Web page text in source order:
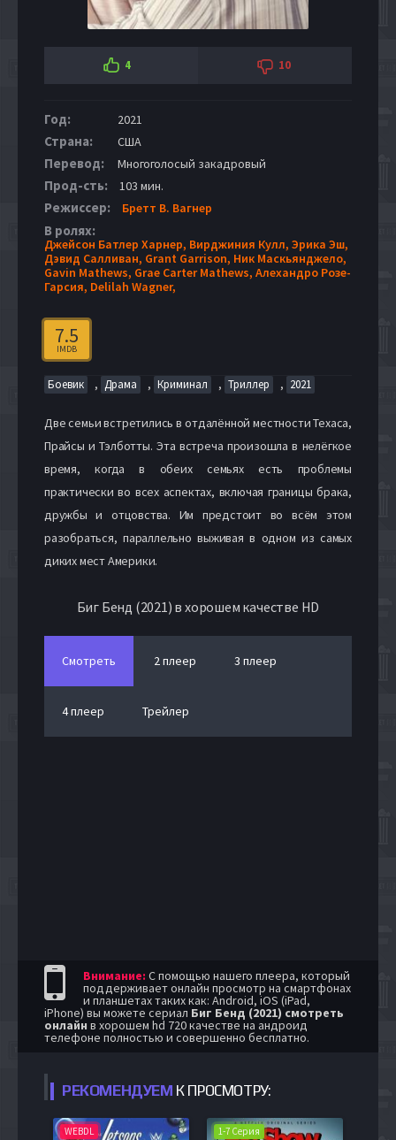
4 10
Год: 2021
Страна: США
Перевод: Многоголосый закадровый
Прод-сть: 103 мин.
Режиссер: Бретт В. Вагнер
В ролях:
Джейсон Батлер Харнер, Вирджиния Кулл, Эрика Эш,
Дэвид Салливан, Grant Garrison, Ник Маскьянджело,
Gavin Mathews, Grae Carter Mathews, Алехандро Розе-
Гарсия, Delilah Wagner,
7.5
IMDB
Боевик , Драма , Криминал , Триллер , 2021
Две семьи встретились в отдалённой местности Техаса,
Прайсы и Тэлботты. Эта встреча произошла в нелёгкое
время, когда в обеих семьях есть проблемы
практически во всех аспектах, включая границы брака,
дружбы и отцовства. Им предстоит во всём этом
разобраться, параллельно выживая в одном из самых
диких мест Америки.
Биг Бенд (2021) в хорошем качестве HD
Смотреть 2 плеер 3 плеер
4 плеер Трейлер
Внимание: С помощью нашего плеера, который
поддерживает онлайн просмотр на смартфонах
и планшетах таких как: Android, iOS (iPad,
iPhone) вы можете сериал Биг Бенд (2021) смотреть
онлайн в хорошем hd 720 качестве на андроид
телефоне полностью и совершенно бесплатно.
РЕКОМЕНДУЕМ К ПРОСМОТРУ:
WEBDL 1-7 Серия